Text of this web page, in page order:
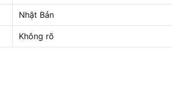
Nhật Bản
Không rõ